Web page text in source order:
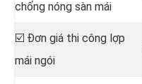
chống nóng sàn mái
☑️ Đơn giá thi công lợp
mái ngói